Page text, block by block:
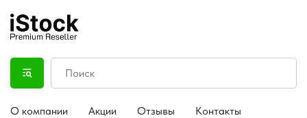
О компании Акции Отзывы Контакты